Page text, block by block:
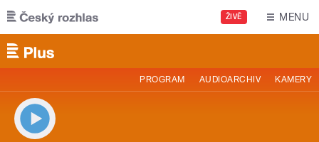
Přejít k hlavnímu obsahu
ŽIVĚ MENU
PROGRAM AUDIOARCHIV KAMERY